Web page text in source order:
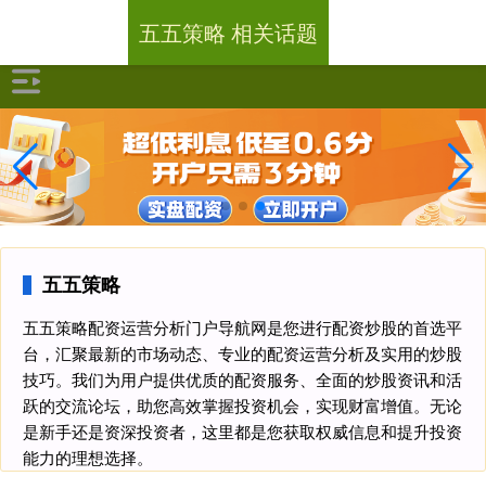
五五策略
五五策略配资运营分析门户导航网是您进行配资炒股的首选平
台，汇聚最新的市场动态、专业的配资运营分析及实用的炒股
技巧。我们为用户提供优质的配资服务、全面的炒股资讯和活
跃的交流论坛，助您高效掌握投资机会，实现财富增值。无论
是新手还是资深投资者，这里都是您获取权威信息和提升投资
能力的理想选择。
五五策略 相关话题